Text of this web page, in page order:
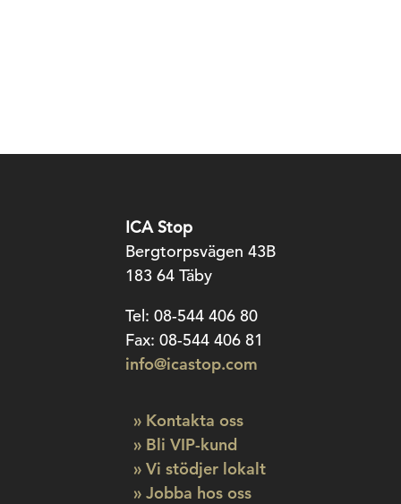
ICA Stop
Bergtorpsvägen 43B
183 64 Täby
Tel: 08-544 406 80
Fax: 08-544 406 81
info@icastop.com
» Kontakta oss
» Bli VIP-kund
» Vi stödjer lokalt
» Jobba hos oss